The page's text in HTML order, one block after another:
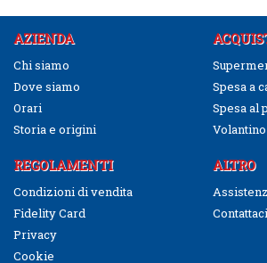
AZIENDA
Chi siamo
Dove siamo
Orari
Storia e origini
Spesa a
Spesa al
REGOLAMENTI
Condizioni di vendita
Fidelity Card
Privacy
Cookie
ALTRO
Contattaci